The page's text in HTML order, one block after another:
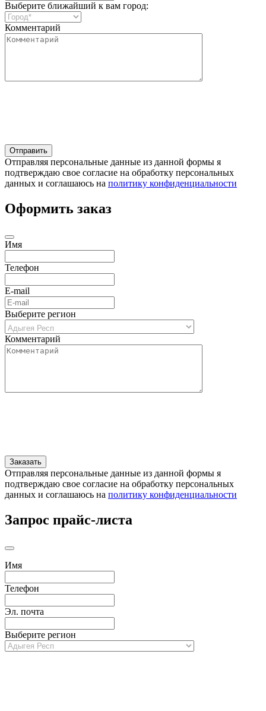
Выберите ближайший к вам город:
Комментарий
Отправляя персональные данные из данной формы я
подтверждаю свое согласие на обработку персональных
данных и соглашаюсь на политику конфиденциальности
Оформить заказ
Имя
Телефон
E-mail
Выберите регион
Комментарий
Отправляя персональные данные из данной формы я
подтверждаю свое согласие на обработку персональных
данных и соглашаюсь на политику конфиденциальности
Запрос прайс-листа
Имя
Телефон
Эл. почта
Выберите регион